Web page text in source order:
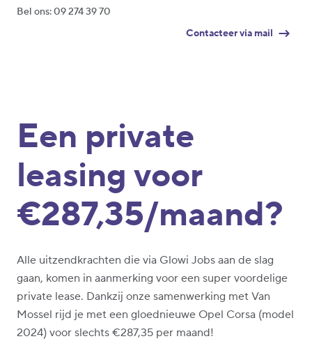
Bel ons: 09 274 39 70
Contacteer via mail
Een private
leasing voor
€287,35/maand?
Alle uitzendkrachten die via Glowi Jobs aan de slag
gaan, komen in aanmerking voor een super voordelige
private lease. Dankzij onze samenwerking met Van
Mossel rijd je met een gloednieuwe Opel Corsa (model
2024) voor slechts €287,35 per maand!